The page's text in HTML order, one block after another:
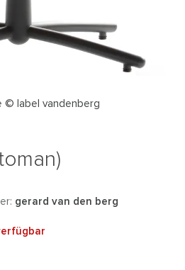
© label vandenberg
gerard van den berg